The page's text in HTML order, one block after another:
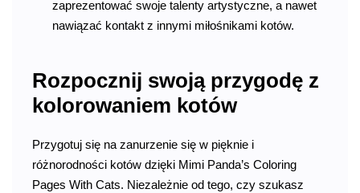
zaprezentować swoje talenty artystyczne, a nawet
nawiązać kontakt z innymi miłośnikami kotów.
Rozpocznij swoją przygodę z
kolorowaniem kotów
Przygotuj się na zanurzenie się w pięknie i
różnorodności kotów dzięki Mimi Panda’s Coloring
Pages With Cats. Niezależnie od tego, czy szukasz